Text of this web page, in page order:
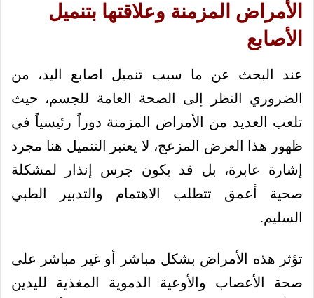
الأمراض المزمنة وعلاقتها بتنميل
الأصابع
عند البحث عن ما سبب تنميل اصابع اليد، من
الضروري النظر إلى الصحة العامة للجسم، حيث
تلعب العديد من الأمراض المزمنة دوراً رئيسياً في
ظهور هذا العرض المزعج، لا يعتبر التنميل هنا مجرد
إشارة عابرة، بل قد يكون جرس إنذار لمشكلة
صحية أعمق تتطلب الاهتمام والتدبير الطبي
السليم.
تؤثر هذه الأمراض بشكل مباشر أو غير مباشر على
صحة الأعصاب والأوعية الدموية المغذية لليدين